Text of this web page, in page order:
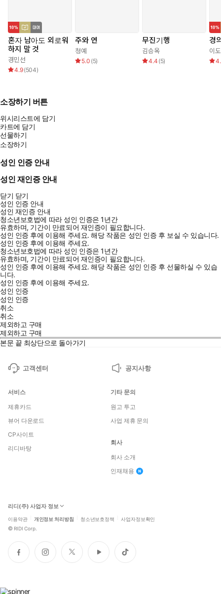
혼자 남아도 외로워
하지 말 것
경민선
4.9(504)
주와 연
청예
5.0 (5)
무진기행
김승옥
4.4 (5)
경
이
소장하기 버튼
위시리스트에 담기
카트에 담기
선물하기
소장하기
성인 인증 안내
성인 재인증 안내
닫기 닫기
성인 인증 안내
성인 재인증 안내
청소년보호법에 따라 성인 인증은 1년간
유효하며, 기간이 만료되어 재인증이 필요합니다.
성인 인증 후에 이용해 주세요.해당 작품은 성인 인증 후 보실 수 있습니다.
성인 인증 후에 이용해 주세요.
청소년보호법에 따라 성인 인증은 1년간
유효하며, 기간이 만료되어 재인증이 필요합니다.
성인 인증 후에 이용해 주세요.해당 작품은 성인 인증 후 선물하실 수 있습
니다.
성인 인증 후에 이용해 주세요.
성인 인증
성인 인증
취소
취소
제외하고 구매
제외하고 구매
본문 끝 최상단으로 돌아가기
고객센터 공지사항
서비스
제휴카드
뷰어 다운로드
CP사이트
리디바탕
기타 문의
원고 투고
사업 제휴 문의
회사
회사 소개
인재채용
리디(주) 사업자 정보
이용약관 개인정보 처리방침 청소년보호정책 사업자정보확인
© RIDI Corp.
페
이
인
스
트
위
유
튜
틱
톡